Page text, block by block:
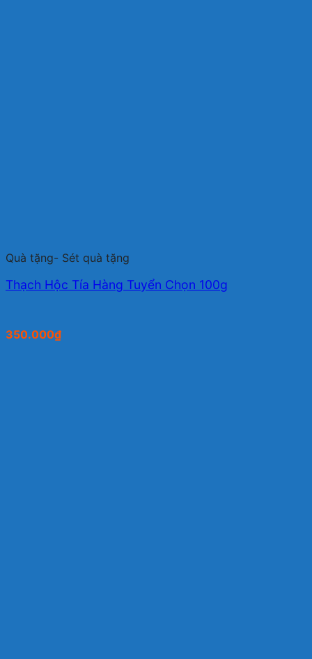
Quà tặng- Sét quà tặng
Thạch Hộc Tía Hàng Tuyển Chọn 100g
350.000₫